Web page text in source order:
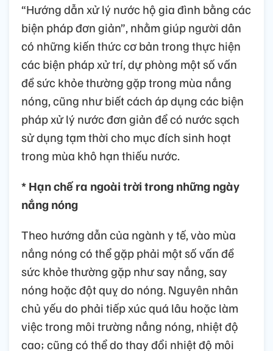
“Hướng dẫn xử lý nước hộ gia đình bằng các
biện pháp đơn giản”, nhằm giúp người dân
có những kiến thức cơ bản trong thực hiện
các biện pháp xử trí, dự phòng một số vấn
đề sức khỏe thường gặp trong mùa nắng
nóng, cũng như biết cách áp dụng các biện
pháp xử lý nước đơn giản để có nước sạch
sử dụng tạm thời cho mục đích sinh hoạt
trong mùa khô hạn thiếu nước.
* Hạn chế ra ngoài trời trong những ngày
nắng nóng
Theo hướng dẫn của ngành y tế, vào mùa
nắng nóng có thể gặp phải một số vấn đề
sức khỏe thường gặp như say nắng, say
nóng hoặc đột quỵ do nóng. Nguyên nhân
chủ yếu do phải tiếp xúc quá lâu hoặc làm
việc trong môi trường nắng nóng, nhiệt độ
cao; cũng có thể do thay đổi nhiệt độ môi